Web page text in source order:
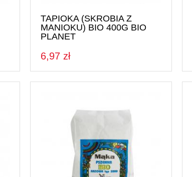
TAPIOKA (SKROBIA Z
MANIOKU) BIO 400G BIO
PLANET
6,97 zł